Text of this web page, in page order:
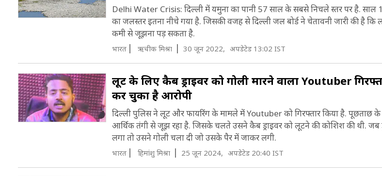
Delhi Water Crisis: दिल्ली में यमुना का पानी 57 साल के सबसे निचले स्तर पर है. साल
का जलस्तर इतना नीचे गया है. जिसकी वजह से दिल्ली जल बोर्ड ने चेतावनी जारी की है कि
कमी से जूझना पड़ सकता है.
भारत ऋचीक मिश्रा 30 जून 2022, अपडेटेड 13:02 IST
लूट के लिए कैब ड्राइवर को गोली मारने वाला Youtuber
कर चुका है आरोपी
दिल्ली पुलिस ने लूट और फायरिंग के मामले में Youtuber को गिरफ्तार किया है. पूछताछ के
आर्थिक तंगी से जूझ रहा है. जिसके चलते उसने कैब ड्राइवर को लूटने की कोशिश की थी. जब
लगा तो उसने गोली चला दी जो उसके पैर में जाकर लगी.
भारत हिमांशु मिश्रा 25 जून 2024, अपडेटेड 20:40 IST